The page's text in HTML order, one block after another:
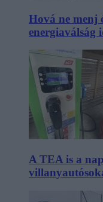
Hová ne menj
energiaválság
A TEA is a